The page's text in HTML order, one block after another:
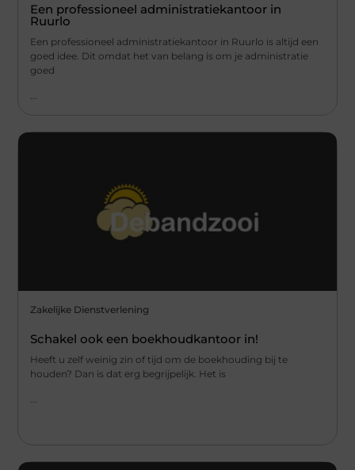
Een professioneel administratiekantoor in
Ruurlo
Een professioneel administratiekantoor in Ruurlo is altijd een
goed idee. Dit omdat het van belang is om je administratie
goed
Zakelijke Dienstverlening
Schakel ook een boekhoudkantoor in!
Heeft u zelf weinig zin of tijd om de boekhouding bij te
houden? Dan is dat erg begrijpelijk. Het is
...